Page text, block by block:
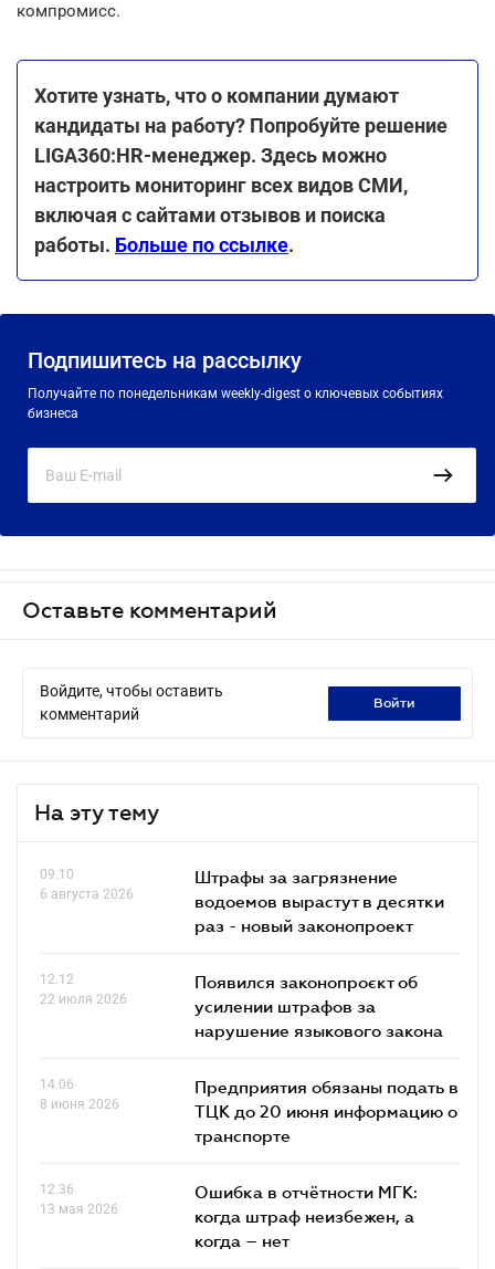
компромисс.
Хотите узнать, что о компании думают
кандидаты на работу? Попробуйте решение
LIGA360:HR-менеджер. Здесь можно
настроить мониторинг всех видов СМИ,
включая с сайтами отзывов и поиска
работы. Больше по ссылке.
Подпишитесь на рассылку
Получайте по понедельникам weekly-digest о ключевых событиях
бизнеса
Оставьте комментарий
Войдите, чтобы оставить
комментарий
войти
На эту тему
09.10
6 августа 2026
Штрафы за загрязнение
водоемов вырастут в десятки
раз - новый законопроект
12.12
22 июля 2026
Появился законопроєкт об
усилении штрафов за
нарушение языкового закона
14.06
8 июня 2026
Предприятия обязаны подать в
ТЦК до 20 июня информацию о
транспорте
12.36
13 мая 2026
Ошибка в отчётности МГК:
когда штраф неизбежен, а
когда – нет